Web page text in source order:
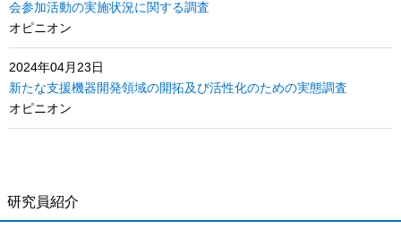
会参加活動の実施状況に関する調査
オピニオン
2024年04月23日
新たな支援機器開発領域の開拓及び活性化のための実態調査
オピニオン
研究員紹介